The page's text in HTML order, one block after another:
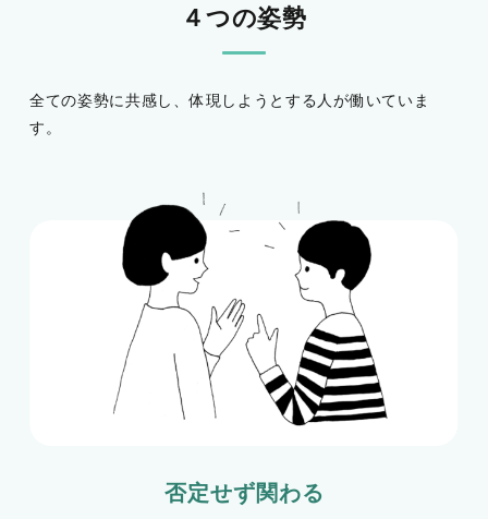
４つの姿勢
全ての姿勢に共感し、体現しようとする人が働いていま
す。
否定せず関わる